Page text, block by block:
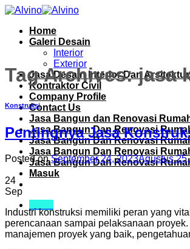
Skip
contentHome
Galeri Desain
Interior
Exterior
Jasa Desain Interior Dan Arsitektur
Kontraktor Civil
Company Profile
Contact Us
Jasa Bangun dan Renovasi
Jasa Bangun Dan Renovasi
Jasa Bangun Dan Renovasi
Jasa Bangun Dan Renovasi
Jasa Bangun Dan Renovasi
Masuk
Tag Archives:jasa
Konstruksi
Pentingnya Jasa
Posted onSeptember 24, 2023Agustus
24
Sep
Industri konstruksi memiliki peran yang
perencanaan sampai pelaksanaan
manajemen proyek yang baik,